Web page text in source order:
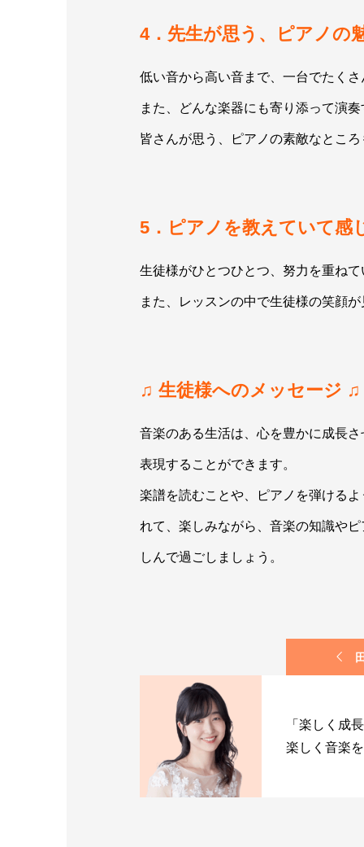
4．先生が思う、ピアノの
低い音から高い音まで、一台でたく
また、どんな楽器にも寄り添って演
皆さんが思う、ピアノの素敵なとこ
5．ピアノを教えていて感
生徒様がひとつひとつ、努力を重ね
また、レッスンの中で生徒様の笑顔
♫ 生徒様へのメッセージ ♫
音楽のある生活は、心を豊かに成長
表現することができます。
楽譜を読むことや、ピアノを弾ける
れて、楽しみながら、音楽の知識や
しんで過ごしましょう。
「楽しく成
楽しく音楽